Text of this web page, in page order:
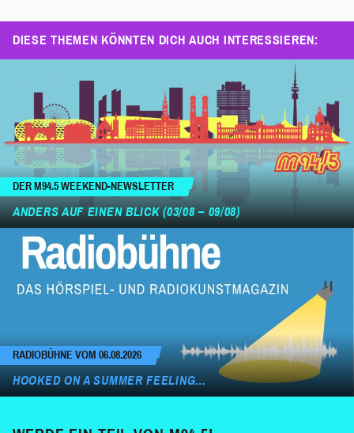
DIESE THEMEN KÖNNTEN DICH AUCH INTERESSIEREN:
DER M94.5 WEEKEND-NEWSLETTER
ANDERS AUF EINEN BLICK (03/08 – 09/08)
RADIOBÜHNE VOM 06.08.2026
HOOKED ON A SUMMER FEELING…